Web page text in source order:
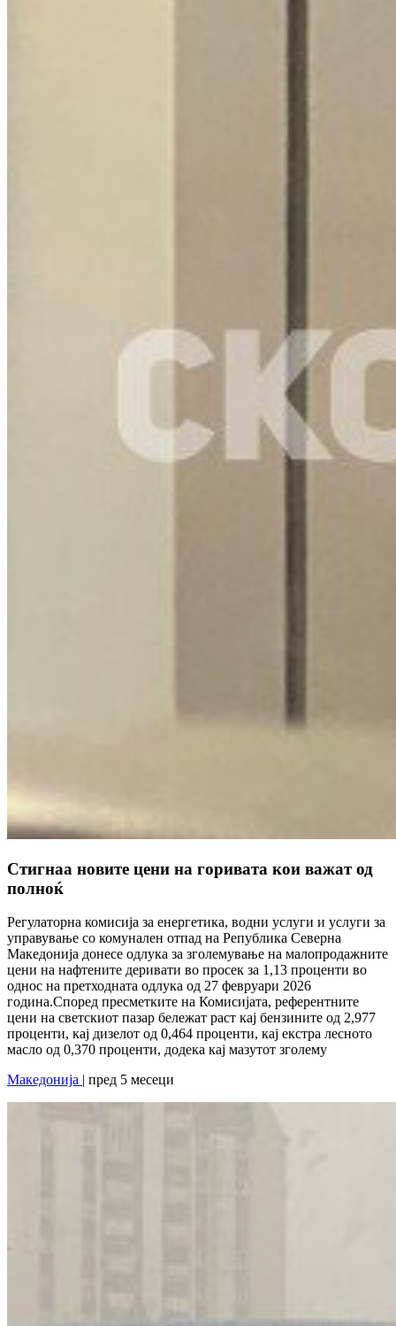
Стигнаа новите цени на горивата кои важат од
полноќ
Регулаторна комисија за енергетика, водни услуги и услуги за
управување со комунален отпад на Република Северна
Македонија донесе одлука за зголемување на малопродажните
цени на нафтените деривати во просек за 1,13 проценти во
однос на претходната одлука од 27 февруари 2026
година.Според пресметките на Комисијата, референтните
цени на светскиот пазар бележат раст кај бензините од 2,977
проценти, кај дизелот од 0,464 проценти, кај екстра лесното
масло од 0,370 проценти, додека кај мазутот зголему
Македонија | пред 5 месеци